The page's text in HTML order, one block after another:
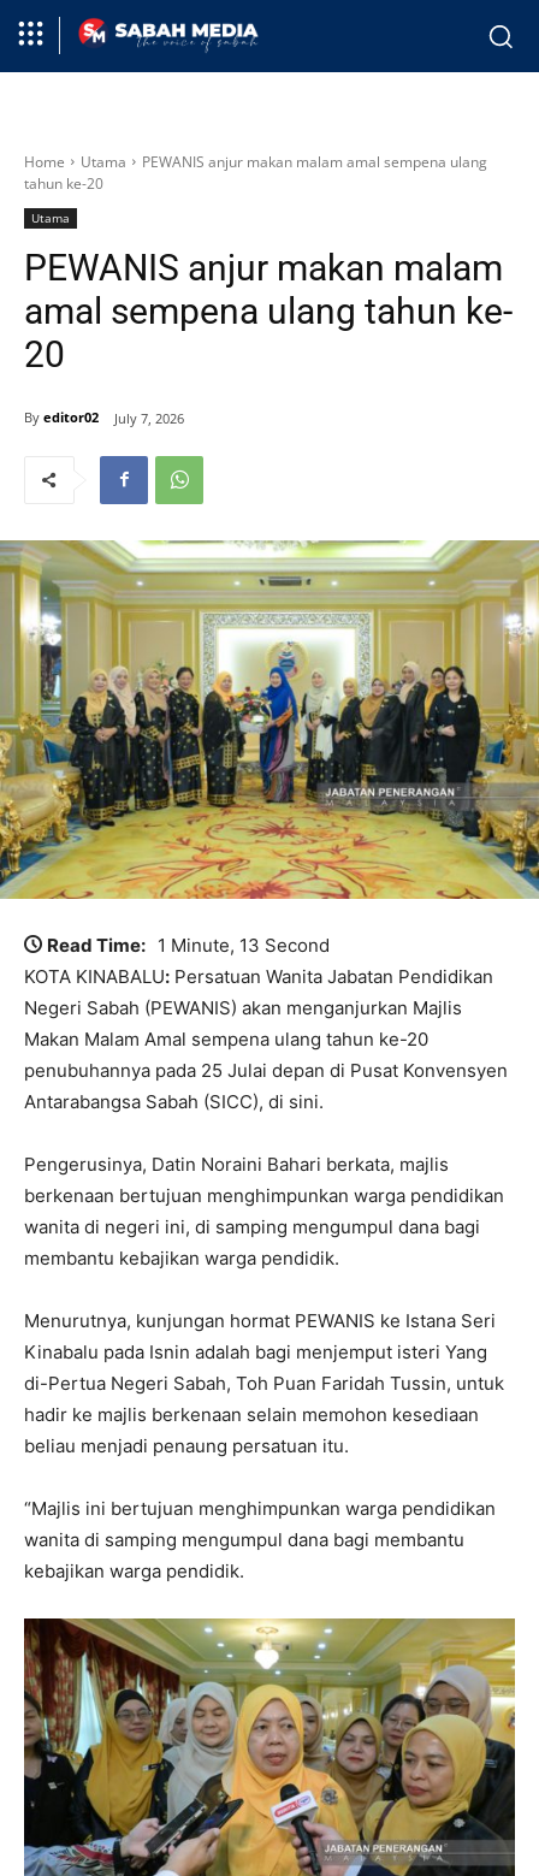
Home Utama
PEWANIS anjur makan malam amal sempena ulang
tahun ke-20
Utama
PEWANIS anjur makan malam
amal sempena ulang tahun ke-
20
By editor02 July 7, 2026
Read Time: 1 Minute, 13 Second
KOTA KINABALU: Persatuan Wanita Jabatan Pendidikan
Negeri Sabah (PEWANIS) akan menganjurkan Majlis
Makan Malam Amal sempena ulang tahun ke-20
penubuhannya pada 25 Julai depan di Pusat Konvensyen
Antarabangsa Sabah (SICC), di sini.
Pengerusinya, Datin Noraini Bahari berkata, majlis
berkenaan bertujuan menghimpunkan warga pendidikan
wanita di negeri ini, di samping mengumpul dana bagi
membantu kebajikan warga pendidik.
Menurutnya, kunjungan hormat PEWANIS ke Istana Seri
Kinabalu pada Isnin adalah bagi menjemput isteri Yang
di-Pertua Negeri Sabah, Toh Puan Faridah Tussin, untuk
hadir ke majlis berkenaan selain memohon kesediaan
beliau menjadi penaung persatuan itu.
“Majlis ini bertujuan menghimpunkan warga pendidikan
wanita di samping mengumpul dana bagi membantu
kebajikan warga pendidik.